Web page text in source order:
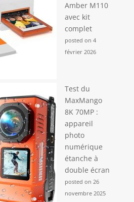
Amber M110
avec kit
complet
posted on 4
février 2026
Test du
MaxMango
8K 70MP :
appareil
photo
numérique
étanche à
double écran
posted on 26
novembre 2025